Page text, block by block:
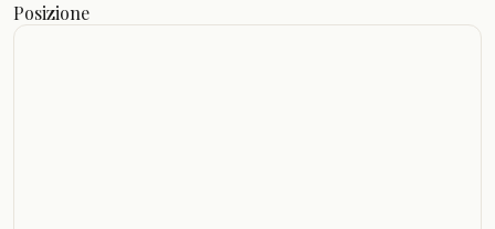
Posizione